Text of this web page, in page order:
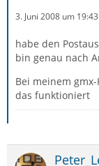
3. Juni 2008 um 19:43
habe den
bin genau nach
Bei meinem
das funktioniert